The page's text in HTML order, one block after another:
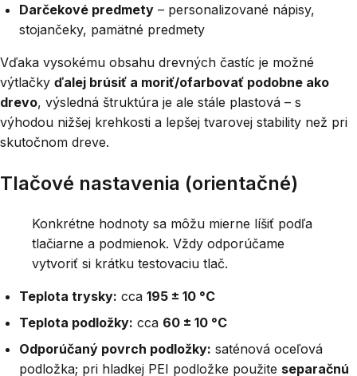
Darčekové predmety – personalizované nápisy,
stojančeky, pamätné predmety
Vďaka vysokému obsahu drevných častíc je možné
výtlačky ďalej brúsiť a moriť/ofarbovať podobne ako
drevo, výsledná štruktúra je ale stále plastová – s
výhodou nižšej krehkosti a lepšej tvarovej stability než pri
skutočnom dreve.
Tlačové nastavenia (orientačné)
Konkrétne hodnoty sa môžu mierne líšiť podľa
tlačiarne a podmienok. Vždy odporúčame
vytvoriť si krátku testovaciu tlač.
Teplota trysky: cca 195 ± 10 °C
Teplota podložky: cca 60 ± 10 °C
Odporúčaný povrch podložky: saténová oceľová
podložka; pri hladkej PEI podložke použite separačnú